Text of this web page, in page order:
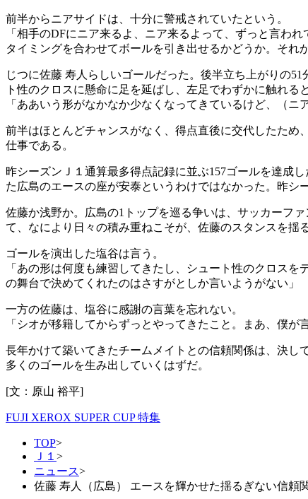
前半からニアサイドは、十分に警戒されていたという。
「相手のDFにニア来るよ、ニア来るよって、ずっと言わ
タイミングを合わせてボールを引き出せるかどうか。それ
じつに佐藤 寿人らしいゴールだった。後半立ち上がりの
ト性のクロスに懸命に足を延ばし、左足でわずかに触れると
「ああいう形がなかなか少なくなってきているけど、（
前半はほとんどチャンスがなく、得点直後に交代したた
仕事である。
昨シーズンＪ１通算最多得点記録に並ぶ157ゴールを達成
た広島のエースの座が安泰というわけではなかった。昨シ
佐藤か浅野か。広島の1トップを巡る争いは、サッカーフ
て、なにより日々の積み重ねこそが、佐藤のスタンスを揺
ゴールを演出した塩谷は言う。
「あの形は何度も練習してきたし、シュート性のクロス
の舞台で決めてくれたのはさすがとしか言いようがない」
一方の佐藤は、塩谷に感謝の言葉を忘れない。
「シオが移籍してからずっとやってきたこと。まあ、僕
長年かけて築いてきたチームメイトとの信頼関係は、決
多くのゴールを生み出していくはずだ。
[文：原山 裕平]
FUJI XEROX SUPER CUP 特集
TOP>
Ｊ１ >
ニュース>
佐藤 寿人（広島） エースを輝かせた揺るぎない信頼